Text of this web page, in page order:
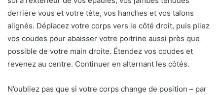
derrière vous et votre tête, vos hanches et vos talons
alignés. Déplacez votre corps vers le côté droit, puis pliez
vos coudes pour abaisser votre poitrine aussi près que
possible de votre main droite. Étendez vos coudes et
revenez au centre. Continuer en alternant les côtés.
N’oubliez pas que si votre corps change de position – par